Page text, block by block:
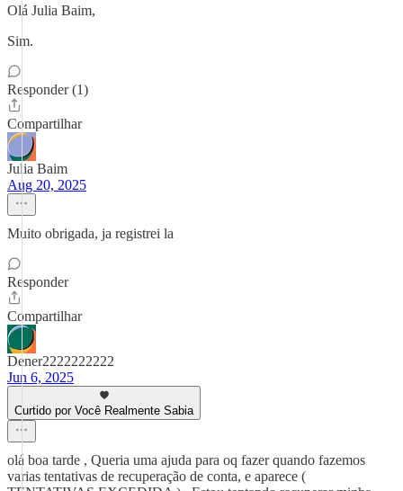
Olá Julia Baim,
Sim.
Responder (1)
Compartilhar
Julia Baim
Aug 20, 2025
Muito obrigada, ja registrei la
Responder
Compartilhar
Dener2222222222
Jun 6, 2025
Curtido por Você Realmente Sabia
olá boa tarde , Queria uma ajuda para oq fazer quando fazemos
varias tentativas de recuperação de conta, e aparece (